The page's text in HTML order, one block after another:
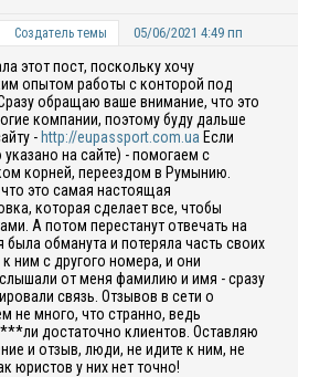
Создатель темы 05/06/2021 4:49 пп
этот пост, поскольку хочу
опытом работы с конторой под
обращаю ваше внимание, что это
компании, поэтому буду дальше
- http://eupassport.com.ua
на сайте) - помогаем с
корней, переездом в Румынию.
это самая настоящая
которая сделает все, чтобы
А потом перестанут отвечать на
была обманута и потеряла часть своих
ним с другого номера, и они
от меня фамилию и имя - сразу
связь. Отзывов в сети о
не много, что странно, ведь
достаточно клиентов. Оставляю
и отзыв, люди, не идите к ним, не
юристов у них нет точно!